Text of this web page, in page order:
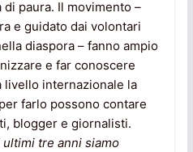
paura. Il movimento –
e guidato dai volontari
diaspora – fanno ampio
e far conoscere
livello internazionale la
farlo possono contare
blogger e giornalisti.
tre anni siamo